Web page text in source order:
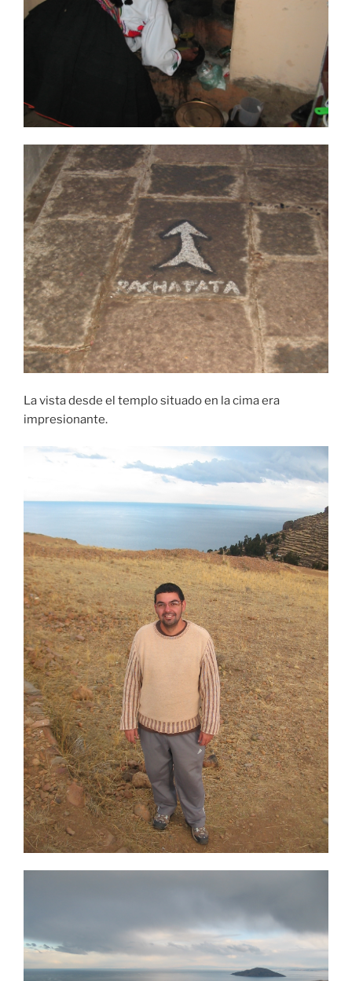
La vista desde el templo situado en la cima era
impresionante.